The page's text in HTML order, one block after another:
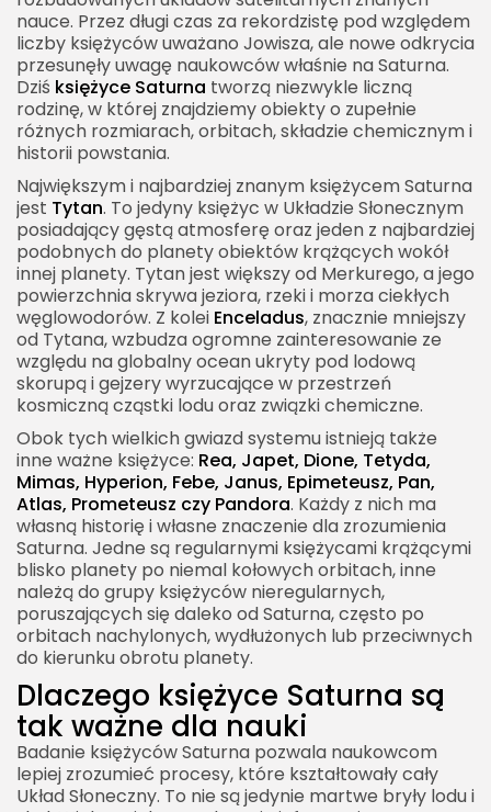
nauce. Przez długi czas za rekordzistę pod względem
liczby księżyców uważano Jowisza, ale nowe odkrycia
przesunęły uwagę naukowców właśnie na Saturna.
Dziś księżyce Saturna tworzą niezwykle liczną
rodzinę, w której znajdziemy obiekty o zupełnie
różnych rozmiarach, orbitach, składzie chemicznym i
historii powstania.
Największym i najbardziej znanym księżycem Saturna
jest Tytan. To jedyny księżyc w Układzie Słonecznym
posiadający gęstą atmosferę oraz jeden z najbardziej
podobnych do planety obiektów krążących wokół
innej planety. Tytan jest większy od Merkurego, a jego
powierzchnia skrywa jeziora, rzeki i morza ciekłych
węglowodorów. Z kolei Enceladus, znacznie mniejszy
od Tytana, wzbudza ogromne zainteresowanie ze
względu na globalny ocean ukryty pod lodową
skorupą i gejzery wyrzucające w przestrzeń
kosmiczną cząstki lodu oraz związki chemiczne.
Obok tych wielkich gwiazd systemu istnieją także
inne ważne księżyce: Rea, Japet, Dione, Tetyda,
Mimas, Hyperion, Febe, Janus, Epimeteusz, Pan,
Atlas, Prometeusz czy Pandora. Każdy z nich ma
własną historię i własne znaczenie dla zrozumienia
Saturna. Jedne są regularnymi księżycami krążącymi
blisko planety po niemal kołowych orbitach, inne
należą do grupy księżyców nieregularnych,
poruszających się daleko od Saturna, często po
orbitach nachylonych, wydłużonych lub przeciwnych
do kierunku obrotu planety.
Dlaczego księżyce Saturna są
tak ważne dla nauki
Badanie księżyców Saturna pozwala naukowcom
lepiej zrozumieć procesy, które kształtowały cały
Układ Słoneczny. To nie są jedynie martwe bryły lodu i